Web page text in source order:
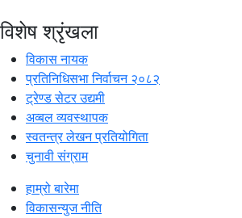
विशेष श्रृंखला
विकास नायक
प्रतिनिधिसभा निर्वाचन २०८२
ट्रेण्ड सेटर उद्यमी
अव्बल व्यवस्थापक
स्वतन्त्र लेखन प्रतियोगिता
चुनावी संग्राम
हाम्रो बारेमा
विकासन्युज नीति